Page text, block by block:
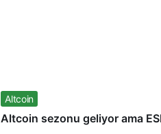
Altcoin
Altcoin sezonu geliyor ama